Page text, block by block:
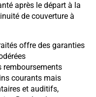
après le départ à la
de couverture à
offre des garanties
remboursements
courants mais
et auditifs,